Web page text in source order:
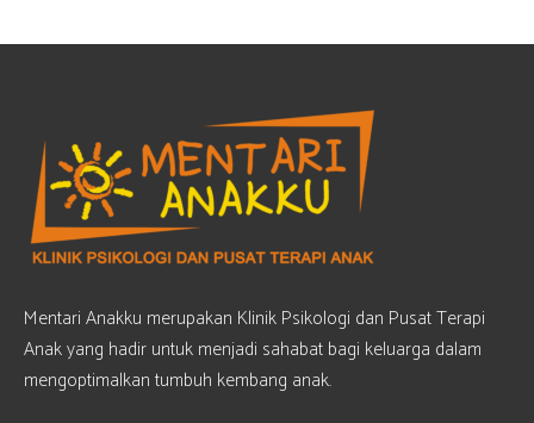
Mentari Anakku merupakan Klinik Psikologi dan Pusat Terapi
Anak yang hadir untuk menjadi sahabat bagi keluarga dalam
mengoptimalkan tumbuh kembang anak.